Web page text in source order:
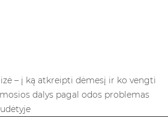
– į ką atkreipti dėmesį ir ko vengti
dalys pagal odos problemas